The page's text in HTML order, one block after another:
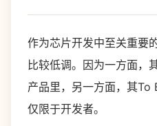
作为芯片开发中至关重要
比较低调。因为一方面，
产品里，另一方面，其To
仅限于开发者。